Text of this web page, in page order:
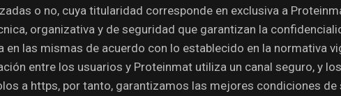
o no, cuya titularidad corresponde en exclusiva a
organizativa y de seguridad que garantizan la
en las mismas de acuerdo con lo establecido en la normativa
entre los usuarios y Proteinmat utiliza un canal seguro, y
a https, por tanto, garantizamos las mejores condiciones